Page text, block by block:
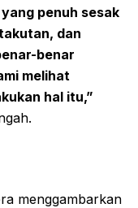
penuh sesak
dan
benar
melihat
hal itu,”
menggambarkan